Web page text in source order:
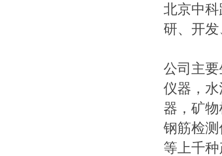
北京中
研、开
公司主
仪器，
器，矿
钢筋检
等上千